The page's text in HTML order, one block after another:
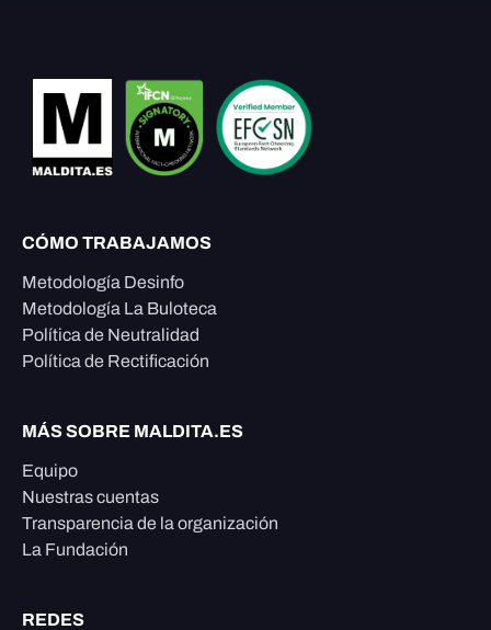
CÓMO TRABAJAMOS
Metodología Desinfo
Metodología La Buloteca
Política de Neutralidad
Política de Rectificación
MÁS SOBRE MALDITA.ES
Equipo
Nuestras cuentas
Transparencia de la organización
La Fundación
REDES